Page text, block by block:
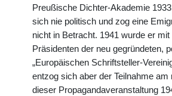
Preußische Dichter-Akademie
sich nie politisch und zog eine
nicht in Betracht. 1941 wurde er
Präsidenten der neu gegründeten,
„Europäischen Schriftsteller-
entzog sich aber der Teilnahme am
dieser Propagandaveranstaltung